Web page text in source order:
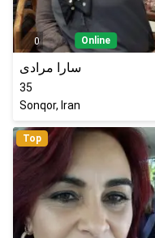
0 Online
سارا مرادی
35
Sonqor, Iran
Top